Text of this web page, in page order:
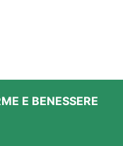
E BENESSERE